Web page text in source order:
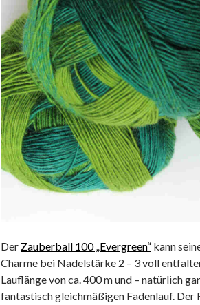
Der Zauberball 100 „Evergreen“ kann
Charme bei Nadelstärke 2 – 3 voll
Lauflänge von ca. 400 m und – natürlich
fantastisch gleichmäßigen Fadenlauf. Der